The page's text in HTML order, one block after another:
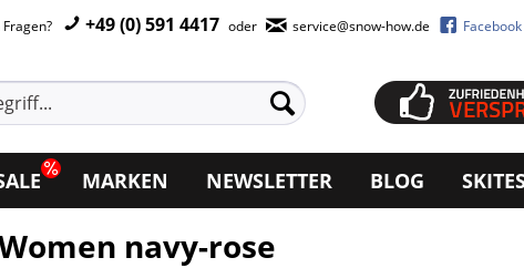
+49 (0) 591 4417 oder service@snow-how.de Facebook
MARKEN NEWSLETTER BLOG
navy-rose